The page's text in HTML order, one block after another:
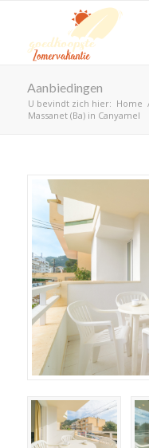
Aanbiedingen
U bevindt zich hier: Home
Massanet (Ba) in Canyamel